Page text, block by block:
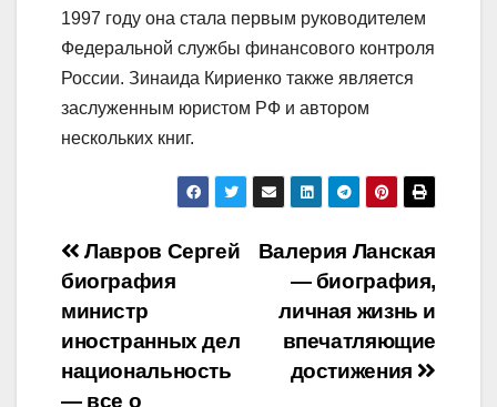
1997 году она стала первым руководителем
Федеральной службы финансового контроля
России. Зинаида Кириенко также является
заслуженным юристом РФ и автором
нескольких книг.
Навигация
по
записям
Валерия Ланская
— биография,
личная жизнь и
впечатляющие
достижения
Лавров Сергей
биография
министр
иностранных дел
национальность
— все о